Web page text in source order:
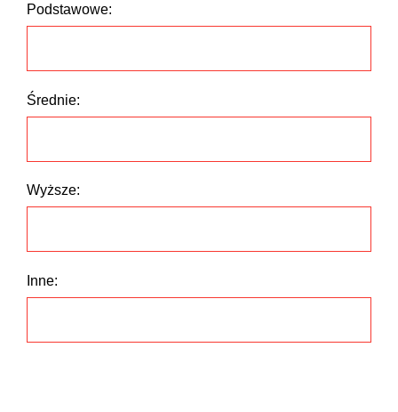
Podstawowe:
Średnie:
Wyższe:
Inne: